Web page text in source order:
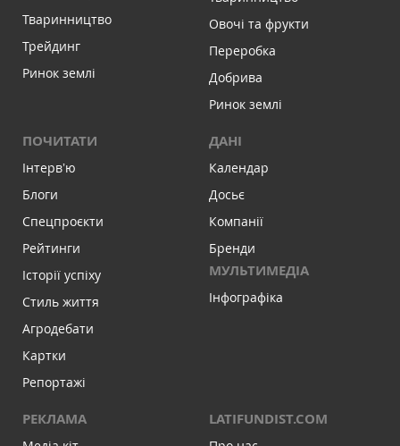
Тваринництво
Трейдинг
Ринок землі
Овочі та фрукти
Переробка
Добрива
Ринок землі
ПОЧИТАТИ
Інтервʼю
Блоги
Спецпроєкти
Рейтинги
Історії успіху
Стиль життя
Агродебати
Картки
Репортажі
ДАНІ
Календар
Досьє
Компанії
Бренди
МУЛЬТИМЕДІА
Інфографіка
РЕКЛАМА LATIFUNDIST.COM